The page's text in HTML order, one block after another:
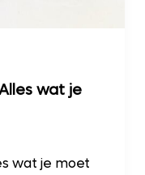
wat je
wat je moet